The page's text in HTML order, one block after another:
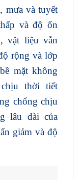
mưa và tuyết
và độ ổn
vật liệu vẫn
rộng và lớp
mặt không
thời tiết
chống chịu
lâu dài của
giảm và độ